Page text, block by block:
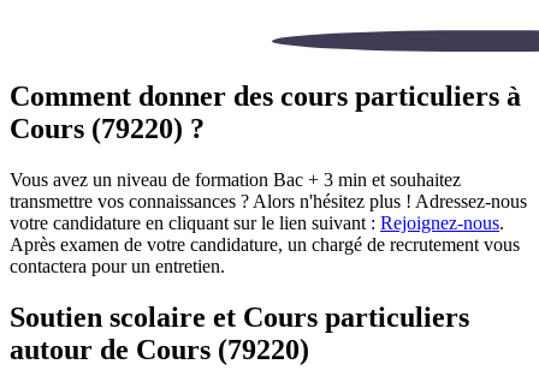
Comment donner des cours particuliers à
Cours (79220) ?
Vous avez un niveau de formation Bac + 3 min et souhaitez
transmettre vos connaissances ? Alors n'hésitez plus ! Adressez-nous
votre candidature en cliquant sur le lien suivant : Rejoignez-nous.
Après examen de votre candidature, un chargé de recrutement vous
contactera pour un entretien.
Soutien scolaire et Cours particuliers
autour de Cours (79220)